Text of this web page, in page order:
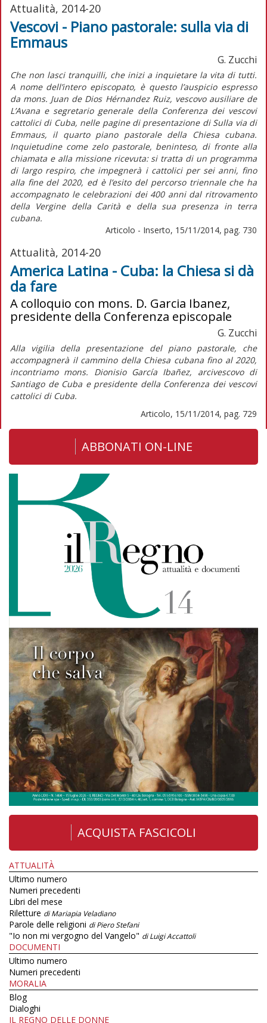
Attualità, 2014-20
Vescovi - Piano pastorale: sulla via di
Emmaus
G. Zucchi
Che non lasci tranquilli, che inizi a inquietare la vita di tutti.
A nome dell’intero episcopato, è questo l’auspicio espresso
da mons. Juan de Dios Hérnandez Ruiz, vescovo ausiliare de
L’Avana e segretario generale della Conferenza dei vescovi
cattolici di Cuba, nelle pagine di presentazione di Sulla via di
Emmaus, il quarto piano pastorale della Chiesa cubana.
Inquietudine come zelo pastorale, beninteso, di fronte alla
chiamata e alla missione ricevuta: si tratta di un programma
di largo respiro, che impegnerà i cattolici per sei anni, fino
alla fine del 2020, ed è l’esito del percorso triennale che ha
accompagnato le celebrazioni dei 400 anni dal ritrovamento
della Vergine della Carità e della sua presenza in terra
cubana.
Articolo - Inserto, 15/11/2014, pag. 730
Attualità, 2014-20
America Latina - Cuba: la Chiesa si dà
da fare
A colloquio con mons. D. Garcia Ibanez,
presidente della Conferenza episcopale
G. Zucchi
Alla vigilia della presentazione del piano pastorale, che
accompagnerà il cammino della Chiesa cubana fino al 2020,
incontriamo mons. Dionisio García Ibañez, arcivescovo di
Santiago de Cuba e presidente della Conferenza dei vescovi
cattolici di Cuba.
Articolo, 15/11/2014, pag. 729
ABBONATI ON-LINE
ACQUISTA FASCICOLI
ATTUALITÀ
Ultimo numero
Numeri precedenti
Libri del mese
Riletture di Mariapia Veladiano
Parole delle religioni di Piero Stefani
"Io non mi vergogno del Vangelo" di Luigi Accattoli
DOCUMENTI
Ultimo numero
Numeri precedenti
MORALIA
Blog
Dialoghi
IL REGNO DELLE DONNE